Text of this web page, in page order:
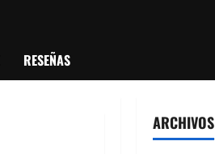
RESEÑAS
ARCHIVOS